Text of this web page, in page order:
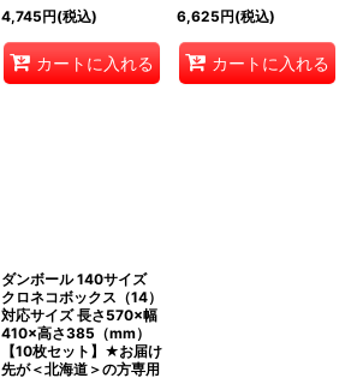
4,745円(税込)
カートに入れる
6,625円(税込)
カートに入れる
ダンボール 140サイズ
クロネコボックス（14）
対応サイズ 長さ570×幅
410×高さ385（mm）
【10枚セット】★お届け
先が＜北海道＞の方専用